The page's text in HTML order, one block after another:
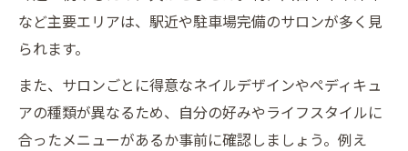
など主要エリアは、駅近や駐車場完備のサロンが多く見
られます。
また、サロンごとに得意なネイルデザインやペディキュ
アの種類が異なるため、自分の好みやライフスタイルに
合ったメニューがあるか事前に確認しましょう。例え